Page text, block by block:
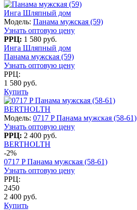
Инга Шляпный дом
Модель: Панама мужская (59)
Узнать оптовую цену
РРЦ: 1 580 руб.
Инга Шляпный дом
Панама мужская (59)
Узнать оптовую цену
РРЦ:
1 580 руб.
Купить
BERTHOLTH
Модель: 0717 P Панама мужская (58-61)
Узнать оптовую цену
РРЦ: 2 400 руб.
BERTHOLTH
-2%
0717 P Панама мужская (58-61)
Узнать оптовую цену
РРЦ:
2450
2 400 руб.
Купить